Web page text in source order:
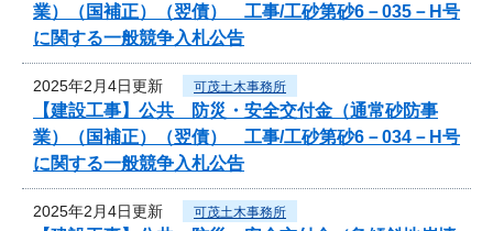
業）（国補正）（翌債） 工事/工砂第砂6－035－H号
に関する一般競争入札公告
2025年2月4日更新 可茂土木事務所
【建設工事】公共 防災・安全交付金（通常砂防事
業）（国補正）（翌債） 工事/工砂第砂6－034－H号
に関する一般競争入札公告
2025年2月4日更新 可茂土木事務所